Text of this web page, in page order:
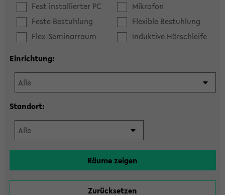
Fest installierter PC
Mikrofon
Feste Bestuhlung
Flexible Bestuhlung
Flex-Seminarraum
Induktive Hörschleife
Einrichtung:
Standort: